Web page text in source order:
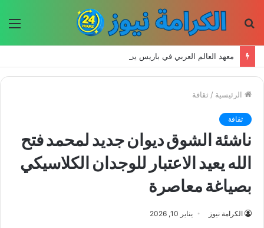
الرئيسية / ثقافة
ثقافة
ناشئة الشوق ديوان جديد لمحمد فتح
الله يعيد الاعتبار للوجدان الكلاسيكي
بصياغة معاصرة
الكرامة نيوز يناير 10, 2026